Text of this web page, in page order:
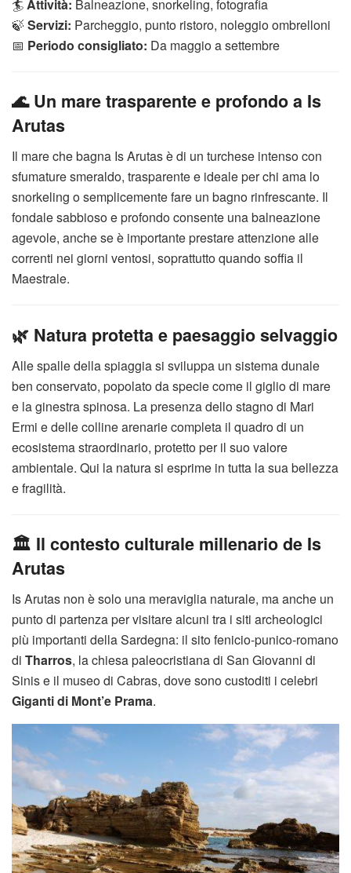
🏄Attività: Balneazione, snorkeling, fotografia
🍃 Servizi: Parcheggio, punto ristoro, noleggio ombrelloni
📅 Periodo consigliato: Da maggio a settembre
🌊 Un mare trasparente e profondo a Is
Arutas
Il mare che bagna Is Arutas è di un turchese intenso con
sfumature smeraldo, trasparente e ideale per chi ama lo
snorkeling o semplicemente fare un bagno rinfrescante. Il
fondale sabbioso e profondo consente una balneazione
agevole, anche se è importante prestare attenzione alle
correnti nei giorni ventosi, soprattutto quando soffia il
Maestrale.
🌿 Natura protetta e paesaggio selvaggio
Alle spalle della spiaggia si sviluppa un sistema dunale
ben conservato, popolato da specie come il giglio di mare
e la ginestra spinosa. La presenza dello stagno di Mari
Ermi e delle colline arenarie completa il quadro di un
ecosistema straordinario, protetto per il suo valore
ambientale. Qui la natura si esprime in tutta la sua bellezza
e fragilità.
🏛 Il contesto culturale millenario de Is
Arutas
Is Arutas non è solo una meraviglia naturale, ma anche un
punto di partenza per visitare alcuni tra i siti archeologici
più importanti della Sardegna: il sito fenicio-punico-romano
di Tharros, la chiesa paleocristiana di San Giovanni di
Sinis e il museo di Cabras, dove sono custoditi i celebri
Giganti di Mont’e Prama.